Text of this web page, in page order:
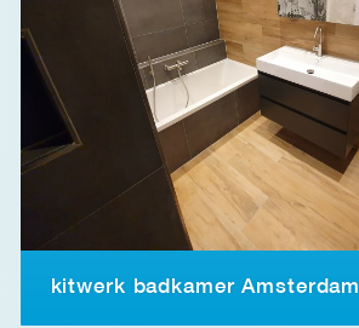
kitwerk badkamer Amsterdam